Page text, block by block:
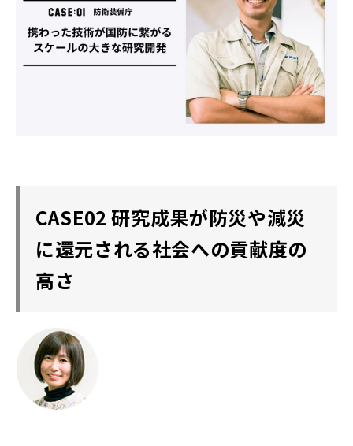
CASE02 研究成果が防災や減災
に還元される社会への貢献度の
高さ